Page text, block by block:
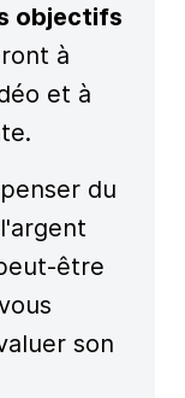
objectifs
à
et à
du
être
son